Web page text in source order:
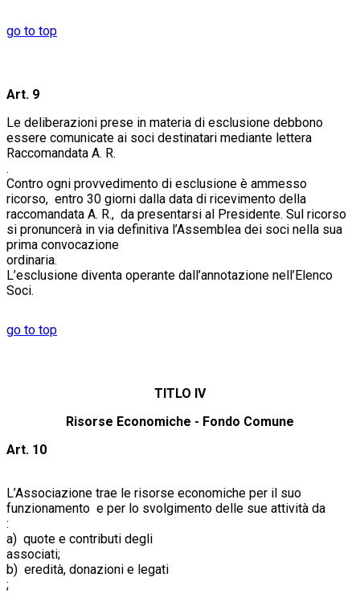
go to top
Art. 9
Le deliberazioni prese in materia di esclusione debbono
essere comunicate ai soci destinatari mediante lettera
Raccomandata A. R.
Contro ogni provvedimento di esclusione è ammesso
ricorso, entro 30 giorni dalla data di ricevimento della
raccomandata A. R., da presentarsi al Presidente. Sul ricorso
si pronuncerà in via definitiva l’Assemblea dei soci nella sua
prima convocazione
L’esclusione diventa operante dall’annotazione nell’Elenco
Soci.
go to top
TITLO IV
Risorse Economiche - Fondo Comune
Art. 10
L’Associazione trae le risorse economiche per il suo
funzionamento e per lo svolgimento delle sue attività da
a) quote e contributi degli
b) eredità, donazioni e legati
;